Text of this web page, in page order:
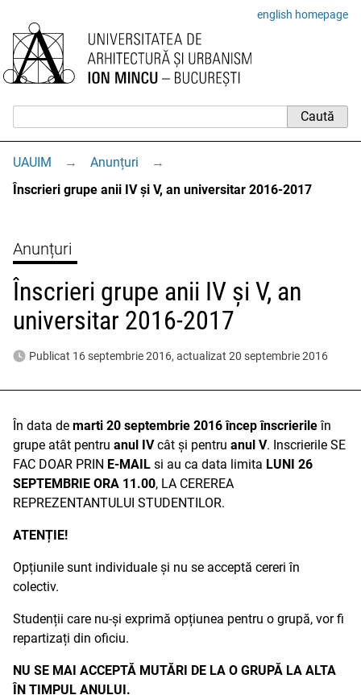
english homepage
UAUIM → Anunțuri
→
Înscrieri grupe anii IV și V, an universitar 2016-2017
Anunțuri
Înscrieri grupe anii IV și V, an
universitar 2016-2017
Publicat 16 septembrie 2016, actualizat 20 septembrie 2016
În data de marti 20 septembrie 2016 încep înscrierileîn
grupe atât pentru anul IVcât și pentru anul V. Inscrierile SE
FAC DOAR PRIN E-MAIL si au ca data limita LUNI 26
SEPTEMBRIE ORA 11.00, LA CEREREA
REPREZENTANTULUI STUDENTILOR.
ATENȚIE!
Opțiunile sunt individuale și nu se acceptă cereri în
colectiv.
Studenții care nu-și exprimă opțiunea pentru o grupă, vor fi
repartizați din oficiu.
NU SE MAI ACCEPTĂ MUTĂRI DE LA O GRUPĂ LA ALTA
ÎN TIMPUL ANULUI.